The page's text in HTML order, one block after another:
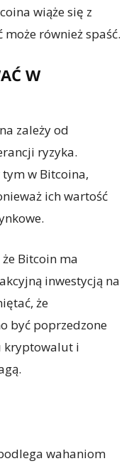
wiąże się z
również spaść.
W
zależy od
ryzyka.
w Bitcoina,
ich wartość
Bitcoin ma
inwestycją na
że
być poprzedzone
kryptowalut i
wahaniom